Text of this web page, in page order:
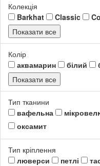
Колекція
Barkhat
Classic
Показати все
Колір
аквамарин
білий
Показати все
Тип тканини
вафельна
оксамит
Тип кріплення
люверси
петлі